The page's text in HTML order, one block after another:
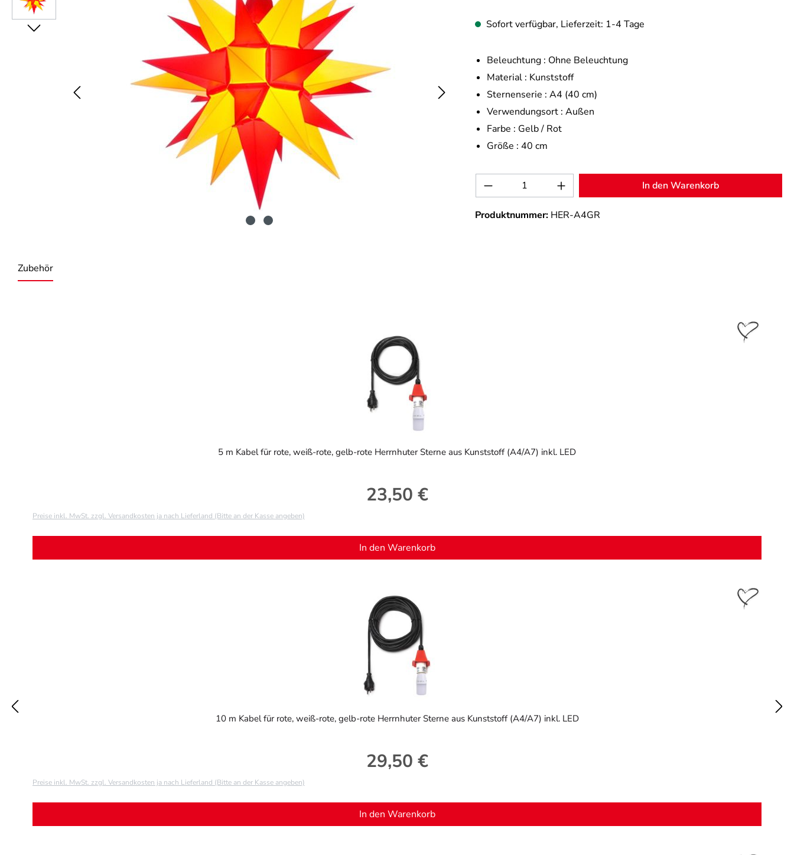
Sofort verfügbar, Lieferzeit: 1-4 Tage
Beleuchtung : Ohne Beleuchtung
Material : Kunststoff
Sternenserie : A4 (40 cm)
Verwendungsort : Außen
Farbe : Gelb / Rot
Größe : 40 cm
Produkt Anzahl: Gib den gewünschten Wert ein
In den Warenkorb
Produktnummer: HER-A4GR
Zubehör
5 m Kabel für rote, weiß-rote, gelb-rote Herrnhuter Sterne aus Kunststoff (A4/A7) inkl. LED
Regulärer Preis:
23,50 €
Preise inkl. MwSt. zzgl. Versandkosten ja nach Lieferland (Bitte an der Kasse angeben)
In den Warenkorb
10 m Kabel für rote, weiß-rote, gelb-rote Herrnhuter Sterne aus Kunststoff (A4/A7) inkl. LED
Regulärer Preis:
29,50 €
Preise inkl. MwSt. zzgl. Versandkosten ja nach Lieferland (Bitte an der Kasse angeben)
In den Warenkorb